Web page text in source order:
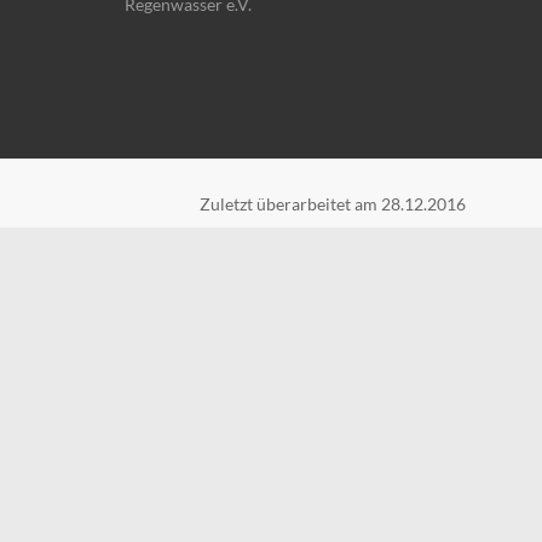
Regenwasser e.V.
Zuletzt überarbeitet am 28.12.2016